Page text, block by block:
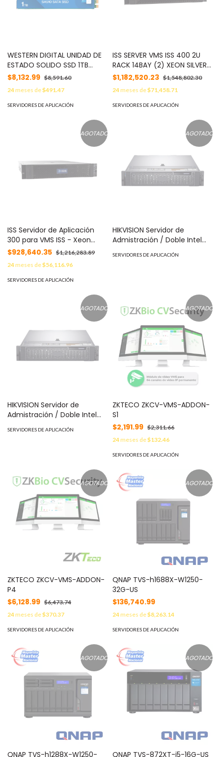
WESTERN DIGITAL UNIDAD DE
ESTADO SOLIDO SSD 1TB
WESTERN DIGITAL
WDS100T3B0B SERIE BLUE
SATA III M.2 SA510
COMPATIBLE CON DVR MOVIL
$8,132.99 $8,591.60
24meses de$491.47
SERVIDORES DE APLICACIÓN
ISS SERVER VMS ISS 400 2U
RACK 14BAY (2) XEON SILVER
4210 32GB RAM (2) 240GB
SSD RAID1 132TB (2) 1GBE NIC
(2) 10GBE SFP+ WIN10 PRO
SOSNVR400132T
$1,182,520.23 $1,548,802.30
24meses de$71,458.71
SERVIDORES DE APLICACIÓN
AGOTADO
ISS Servidor de Aplicación
300 para VMS ISS - Xeon
Silver 4210, 16 GB RAM, Win 10
PRO, 156TB HDD (13X8TB),
4x1GbE NIC, 2U Rack
SOSNVR300224T
$928,640.35 $1,216,283.89
24meses de$56,116.96
SERVIDORES DE APLICACIÓN
AGOTADO
HIKVISION Servidor de
Admistración / Doble Intel
Xeon SP / 2 HDD para
Sistema Operativo (No
SERVIDORES DE APLICACIÓN
AGOTADO
HIKVISION Servidor de
Admistración / Doble Intel
Xeon SP / 960G x3 + 240G
SSD para Sistema Operativo
B/HW7
SERVIDORES DE APLICACIÓN
AGOTADO
ZKTECO ZKCV-VMS-ADDON-
S1
$2,191.99 $2,311.66
24meses de$132.46
SERVIDORES DE APLICACIÓN
AGOTADO
ZKTECO ZKCV-VMS-ADDON-
P4
$6,128.99 $6,473.74
24meses de$370.37
SERVIDORES DE APLICACIÓN
AGOTADO
QNAP TVS-h1688X-W1250-
32G-US
$136,740.99
24meses de$8,263.14
SERVIDORES DE APLICACIÓN
AGOTADO
QNAP TVS-h1288X-W1250-
AGOTADO
QNAP TVS-872XT-i5-16G-US